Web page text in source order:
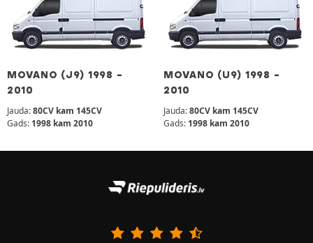
MOVANO (J9) 1998 -
2010
Jauda:80CV kam 145CV
Gads: 1998 kam 2010
MOVANO (U9) 1998 -
2010
Jauda:80CV kam 145CV
Gads: 1998 kam 2010